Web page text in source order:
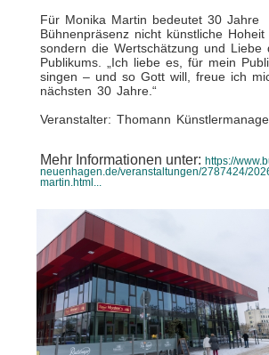
Für Monika Martin bedeutet 30 Jahre
Bühnenpräsenz nicht künstliche Hoheit
sondern die Wertschätzung und Liebe
Publikums. „Ich liebe es, für mein
singen – und so Gott will, freue ich
nächsten 30 Jahre.“
Veranstalter: Thomann
Mehr Informationen unter: https://
neuenhagen.de/veranstaltungen/2787424/
martin.html...